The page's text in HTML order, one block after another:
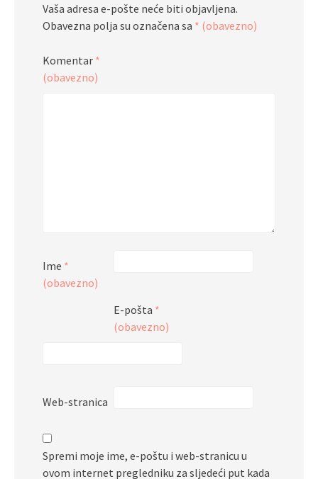
Vaša adresa e-pošte neće biti objavljena.
Obavezna polja su označena sa * (obavezno)
Komentar *
(obavezno)
Ime *
(obavezno)
E-pošta *
(obavezno)
Web-stranica
Spremi moje ime, e-poštu i web-stranicu u
ovom internet pregledniku za sljedeći put kada